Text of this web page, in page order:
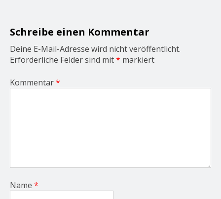
o
n
Schreibe einen Kommentar
Deine E-Mail-Adresse wird nicht veröffentlicht.
Erforderliche Felder sind mit* markiert
Kommentar*
Name *